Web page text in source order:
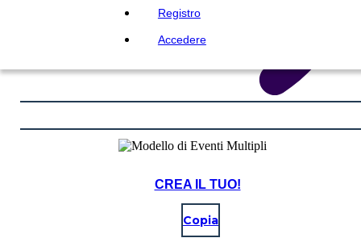
Registro
Accedere
CREA IL TUO!
Copia